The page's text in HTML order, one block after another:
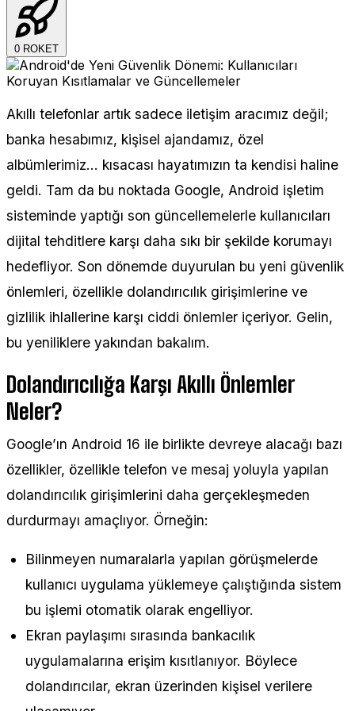
0 ROKET
Akıllı telefonlar artık sadece iletişim aracımız değil;
banka hesabımız, kişisel ajandamız, özel
albümlerimiz… kısacası hayatımızın ta kendisi haline
geldi. Tam da bu noktada Google, Android işletim
sisteminde yaptığı son güncellemelerle kullanıcıları
dijital tehditlere karşı daha sıkı bir şekilde korumayı
hedefliyor. Son dönemde duyurulan bu yeni güvenlik
önlemleri, özellikle dolandırıcılık girişimlerine ve
gizlilik ihlallerine karşı ciddi önlemler içeriyor. Gelin,
bu yeniliklere yakından bakalım.
Dolandırıcılığa Karşı Akıllı Önlemler
Neler?
Google’ın Android 16 ile birlikte devreye alacağı bazı
özellikler, özellikle telefon ve mesaj yoluyla yapılan
dolandırıcılık girişimlerini daha gerçekleşmeden
durdurmayı amaçlıyor. Örneğin:
Bilinmeyen numaralarla yapılan görüşmelerde
kullanıcı uygulama yüklemeye çalıştığında sistem
bu işlemi otomatik olarak engelliyor.
Ekran paylaşımı sırasında bankacılık
uygulamalarına erişim kısıtlanıyor. Böylece
dolandırıcılar, ekran üzerinden kişisel verilere